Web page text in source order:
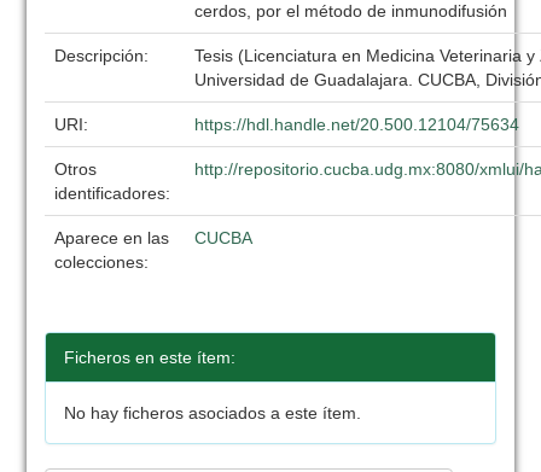
cerdos, por el método de inmunodifusión
Descripción:
Tesis (Licenciatura en Medicina Veterinaria
Universidad de Guadalajara. CUCBA,
URI: https://hdl.handle.net/20.500.12104/75634
Otros
identificadores:
http://repositorio.cucba.udg.mx:8080/xmlui/
Aparece en las
colecciones:
CUCBA
Ficheros en este ítem:
No hay ficheros asociados a este ítem.